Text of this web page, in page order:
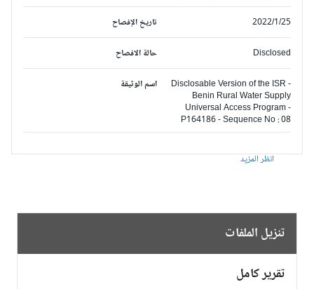
تاريخ الإفصاح 2022/1/25
حالة الافصاح Disclosed
اسم الوثيقة
Disclosable Version of the ISR -
Benin Rural Water Supply
Universal Access Program -
P164186 - Sequence No : 08
انظر المزيد
تنزيل الملفات
تقرير كامل